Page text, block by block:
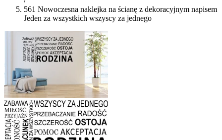
561 Nowoczesna naklejka na ścianę z dekoracyjnym napisem
Jeden za wszystkich wszyscy za jednego